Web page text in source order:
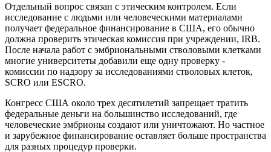
Отдельный вопрос связан с этическим контролем. Если
исследование с людьми или человеческими материалами
получает федеральное финансирование в США, его обычно
должна проверить этическая комиссия при учреждении, IRB.
После начала работ с эмбриональными стволовыми клетками
многие университеты добавили еще одну проверку -
комиссии по надзору за исследованиями стволовых клеток,
SCRO или ESCRO.
Конгресс США около трех десятилетий запрещает тратить
федеральные деньги на большинство исследований, где
человеческие эмбрионы создают или уничтожают. Но частное
и зарубежное финансирование оставляет больше пространства
для разных процедур проверки.